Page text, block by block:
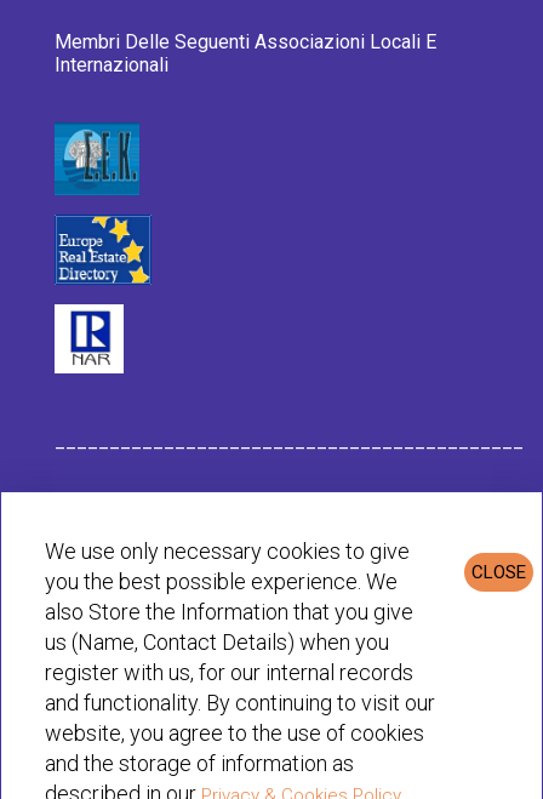
Membri Delle Seguenti Associazioni Locali E
Internazionali
Informativa sulla Privacy e sui Cookie
© Habit 2001-2025 All rights reserved
CLOSE
We use only necessary cookies to give
you the best possible experience. We
also Store the Information that you give
us (Name, Contact Details) when you
register with us, for our internal records
and functionality. By continuing to visit our
website, you agree to the use of cookies
and the storage of information as
described in our